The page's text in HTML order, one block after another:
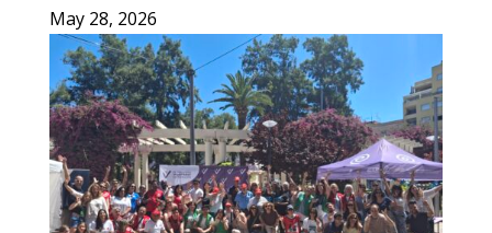
May 28, 2026